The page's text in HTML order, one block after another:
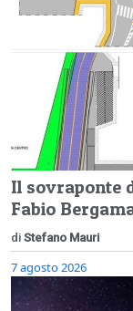
Il sovraponte
Fabio
di Stefano Mauri
7 agosto 2026